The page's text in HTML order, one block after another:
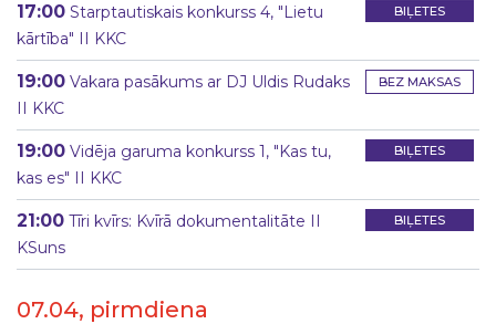
BIĻETES
17:00 Starptautiskais konkurss 4, "Lietu
kārtība" II KKC
BEZ MAKSAS
19:00 Vakara pasākums ar DJ Uldis Rudaks
II KKC
BIĻETES
19:00 Vidēja garuma konkurss 1, "Kas tu,
kas es" II KKC
BIĻETES
21:00 Tīri kvīrs: Kvīrā dokumentalitāte II
KSuns
07.04, pirmdiena